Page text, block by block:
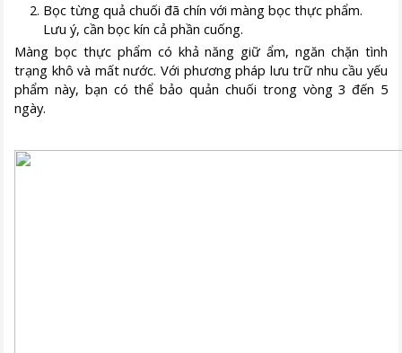
Bọc từng quả chuối đã chín với màng bọc thực phẩm.
Lưu ý, cần bọc kín cả phần cuống.
Màng bọc thực phẩm có khả năng giữ ẩm, ngăn chặn tình
trạng khô và mất nước. Với phương pháp lưu trữ nhu cầu yếu
phẩm này, bạn có thể bảo quản chuối trong vòng 3 đến 5
ngày.